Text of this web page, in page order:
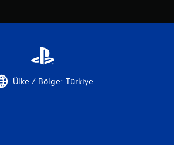
Ülke / Bölge: Türkiye